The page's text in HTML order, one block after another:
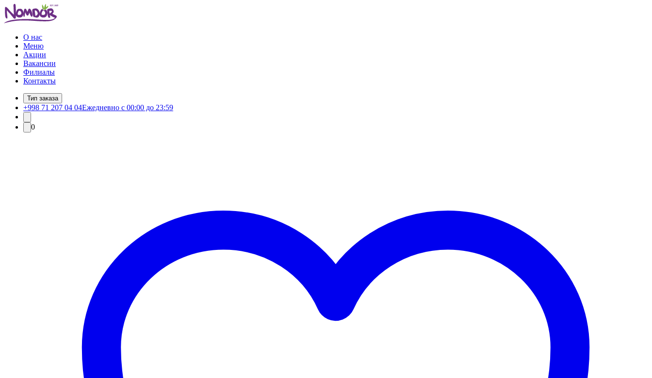
О нас
Меню
Акции
Вакансии
Филиалы
Контакты
Тип заказа
+998 71 207 04 04Ежедневно с 00:00 до 23:59
0